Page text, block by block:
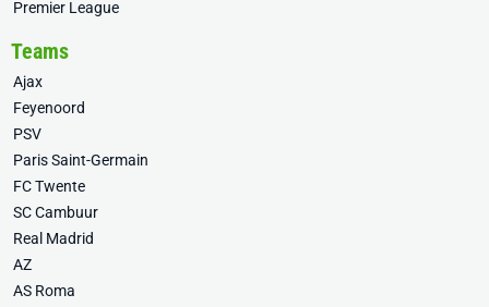
Premier League
Teams
Ajax
Feyenoord
PSV
Paris Saint-Germain
FC Twente
SC Cambuur
Real Madrid
AZ
AS Roma